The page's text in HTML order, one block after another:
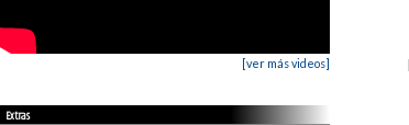
[ver más videos]
Extras